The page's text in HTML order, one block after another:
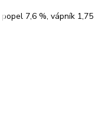
7,6 %, vápník 1,75